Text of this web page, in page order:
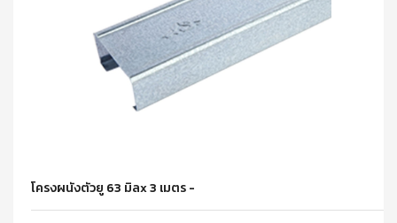
โครงผนังตัวยู 63 มิลx 3 เมตร -